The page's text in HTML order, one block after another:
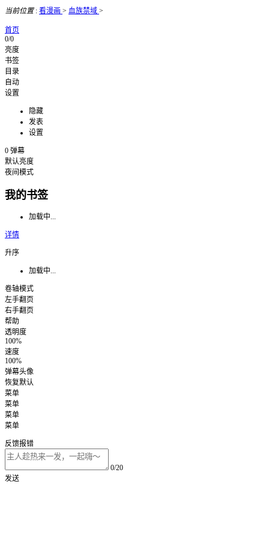
当前位置: 看漫画 > 血族禁域 >
首页
0/0
亮度
书签
目录
自动
设置
隐藏
发表
设置
0 弹幕
默认亮度
夜间模式
我的书签
加载中...
详情
升序
加载中...
卷轴模式
左手翻页
右手翻页
帮助
透明度
100%
速度
100%
弹幕头像
恢复默认
菜单
菜单
菜单
菜单
反馈报错
0/20
发送